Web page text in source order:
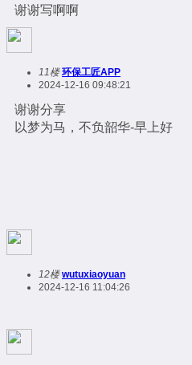
谢谢写啊啊
11楼 环保工匠APP
2024-12-16 09:48:21
谢谢分享
以梦为马，不负韶华-早上好
12楼 wutuxiaoyuan
2024-12-16 11:04:26